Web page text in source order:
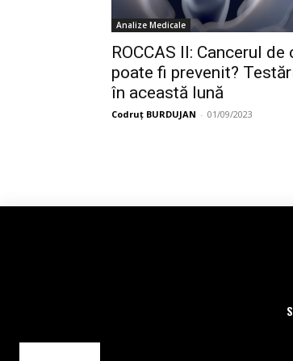
Analize Medicale
ROCCAS II: Cancerul de
poate fi prevenit?
în această lună
Codruț BURDUJAN - 01/09/2023